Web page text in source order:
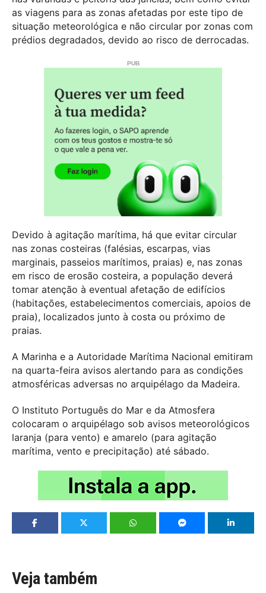
as viagens para as zonas afetadas por este tipo de
situação meteorológica e não circular por zonas com
prédios degradados, devido ao risco de derrocadas.
Devido à agitação marítima, há que evitar circular
nas zonas costeiras (falésias, escarpas, vias
marginais, passeios marítimos, praias) e, nas zonas
em risco de erosão costeira, a população deverá
tomar atenção à eventual afetação de edifícios
(habitações, estabelecimentos comerciais, apoios de
praia), localizados junto à costa ou próximo de
praias.
A Marinha e a Autoridade Marítima Nacional emitiram
na quarta-feira avisos alertando para as condições
atmosféricas adversas no arquipélago da Madeira.
O Instituto Português do Mar e da Atmosfera
colocaram o arquipélago sob avisos meteorológicos
laranja (para vento) e amarelo (para agitação
marítima, vento e precipitação) até sábado.
Veja também